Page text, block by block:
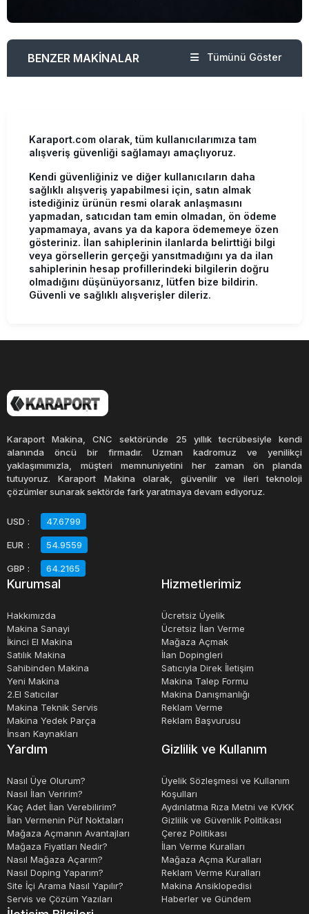
BENZER MAKİNALAR Tümünü Göster
Karaport.com olarak, tüm kullanıcılarımıza tam
alışveriş güvenliği sağlamayı amaçlıyoruz.
Kendi güvenliğiniz ve diğer kullanıcıların daha
sağlıklı alışveriş yapabilmesi için, satın almak
istediğiniz ürünün resmi olarak anlaşmasını
yapmadan, satıcıdan tam emin olmadan, ön ödeme
yapmamaya, avans ya da kapora ödememeye özen
gösteriniz. İlan sahiplerinin ilanlarda belirttiği bilgi
veya görsellerin gerçeği yansıtmadığını ya da ilan
sahiplerinin hesap profillerindeki bilgilerin doğru
olmadığını düşünüyorsanız, lütfen bize bildirin.
Güvenli ve sağlıklı alışverişler dileriz.
Karaport Makina, CNC sektöründe 25 yıllık tecrübesiyle kendi
alanında öncü bir firmadır. Uzman kadromuz ve yenilikçi
yaklaşımımızla, müşteri memnuniyetini her zaman ön planda
tutuyoruz. Karaport Makina olarak, güvenilir ve ileri teknoloji
çözümler sunarak sektörde fark yaratmaya devam ediyoruz.
USD : 47.6799
EUR : 54.9559
GBP : 64.2165
Kurumsal
Hakkımızda
Makina Sanayi
İkinci El Makina
Satılık Makina
Sahibinden Makina
Yeni Makina
2.El Satıcılar
Makina Teknik Servis
Makina Yedek Parça
İnsan Kaynakları
Hizmetlerimiz
Ücretsiz Üyelik
Ücretsiz İlan Verme
Mağaza Açmak
İlan Dopingleri
Satıcıyla Direk İletişim
Makina Talep Formu
Makina Danışmanlığı
Reklam Verme
Reklam Başvurusu
Yardım
Nasıl Üye Olurum?
Nasıl İlan Veririm?
Kaç Adet İlan Verebilirim?
İlan Vermenin Püf Noktaları
Mağaza Açmanın Avantajları
Mağaza Fiyatları Nedir?
Nasıl Mağaza Açarım?
Nasıl Doping Yaparım?
Site İçi Arama Nasıl Yapılır?
Servis ve Çözüm Yazıları
Gizlilik ve Kullanım
Üyelik Sözleşmesi ve Kullanım
Koşulları
Aydınlatma Rıza Metni ve KVKK
Gizlilik ve Güvenlik Politikası
Çerez Politikası
İlan Verme Kuralları
Mağaza Açma Kuralları
Reklam Verme Kuralları
Makina Ansiklopedisi
Haberler ve Gündem